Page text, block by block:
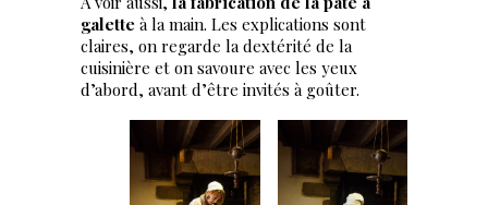
galette à la main. Les explications sont
claires, on regarde la dextérité de la
cuisinière et on savoure avec les yeux
d’abord, avant d’être invités à goûter.